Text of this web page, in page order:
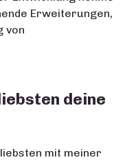
Erweiterungen,
von
deine
mit meiner